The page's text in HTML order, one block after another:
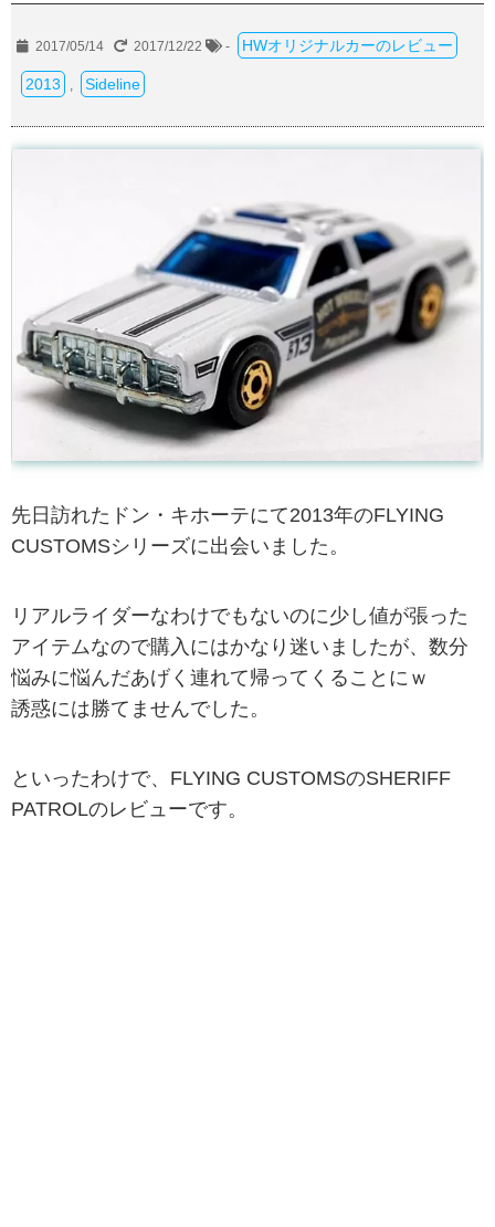
2017/05/14 2017/12/22 - HWオリジナルカーのレビュー
2013 Sideline
先日訪れたドン・キホーテにて2013年のFLYING
CUSTOMSシリーズに出会いました。
リアルライダーなわけでもないのに少し値が張った
アイテムなので購入にはかなり迷いましたが、数分
悩みに悩んだあげく連れて帰ってくることにｗ
誘惑には勝てませんでした。
といったわけで、FLYING CUSTOMSのSHERIFF
PATROLのレビューです。